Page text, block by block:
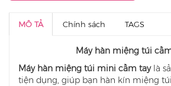
MÔ TẢ Chính sách TAGS
Máy hàn miệng túi
Máy hàn miệng túi mini cầm taylà
tiện dụng, giúp bạn hàn kín miệng